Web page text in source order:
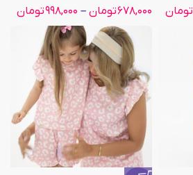
تومان ۶۷۸,۰۰۰تومان – ۹۹۸,۰۰۰تومان